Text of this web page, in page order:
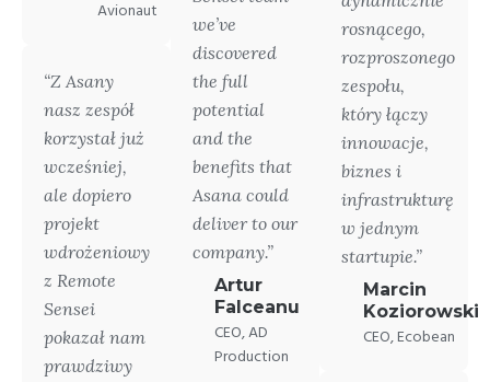
Avionaut
“Z Asany
nasz zespół
korzystał już
wcześniej,
ale dopiero
projekt
wdrożeniowy
z Remote
Sensei
pokazał nam
prawdziwy
we’ve
discovered
the full
potential
and the
benefits that
Asana could
deliver to our
company.”
Artur
Falceanu
CEO, AD
Production
rosnącego,
rozproszonego
zespołu,
który łączy
innowacje,
biznes i
infrastrukturę
w jednym
startupie.”
Marcin
Koziorowski
CEO, Ecobean